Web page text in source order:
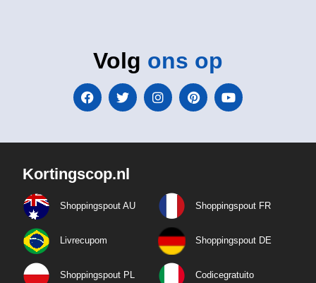
Volg ons op
Kortingscop.nl
Shoppingspout AU Shoppingspout FR
Livrecupom Shoppingspout DE
Shoppingspout PL Codicegratuito